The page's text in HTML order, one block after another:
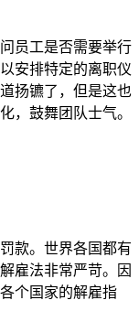
员工是否需要举行
安排特定的离职仪
扬镳了，但是这也
，鼓舞团队士气。
款。世界各国都有
雇法非常严苛。因
个国家的解雇指